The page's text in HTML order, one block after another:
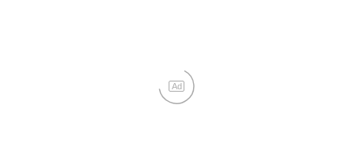
Ad